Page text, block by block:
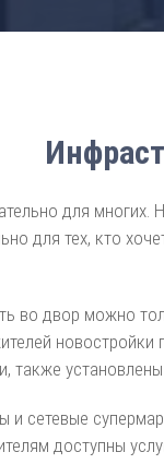
для
для тех, кто
во двор можно
и сетевые
доступны